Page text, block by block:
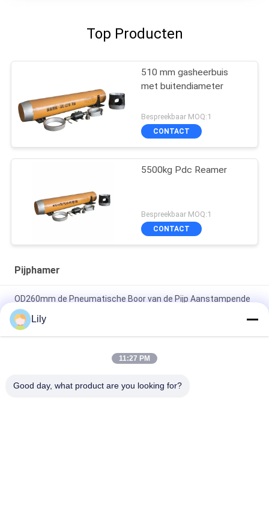
Top Producten
510 mm gasheerbuis
met buitendiameter
Bespreekbaar MOQ:1
CONTACT
5500kg Pdc Reamer
Bespreekbaar MOQ:1
CONTACT
Pijphamer
OD260mm de Pneumatische Boor van de Pijp Aanstampende
die Hamer voor het aanstampen van omhulsel wordt gebruikt
BH650 2500T beïnvloedt de Pneumatische Hamer van de
Energie Mining
Lily
11:27 PM
Good day, what product are you looking for?